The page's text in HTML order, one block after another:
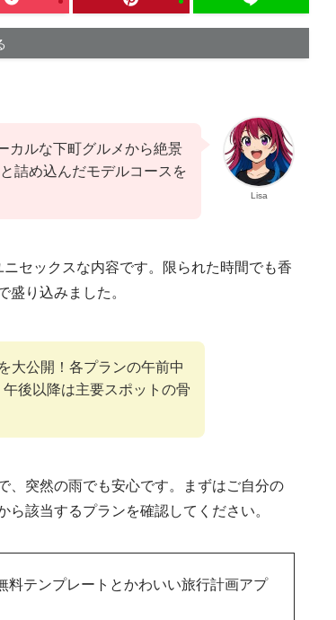
Lisa
カルな下町グルメから絶景
詰め込んだモデルコースを
セックスな内容です。限られた時間でも香
り込みました。
を大公開！各プランの午前中
後以降は主要スポットの骨
、突然の雨でも安心です。まずはご自分の
該当するプランを確認してください。
料テンプレートとかわいい旅行計画アプ